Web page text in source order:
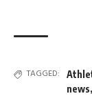
TAGGED:
news,